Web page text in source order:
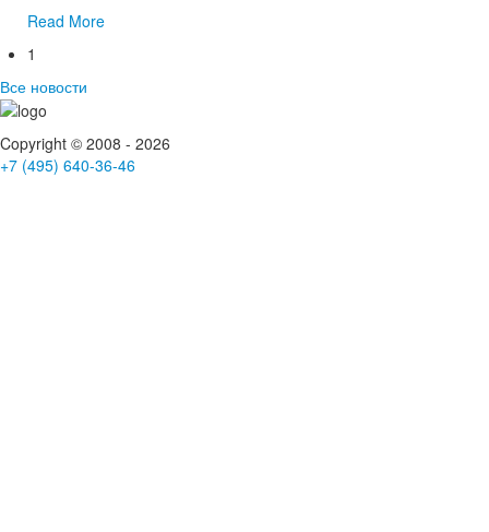
Read More
1
Все новости
Copyright © 2008 - 2026
+7 (495) 640-36-46